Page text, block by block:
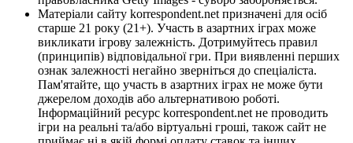
Матеріали сайту korrespondent.net призначені для осіб
старше 21 року (21+). Участь в азартних іграх може
викликати ігрову залежність. Дотримуйтесь правил
(принципів) відповідальної гри. При виявленні перших
ознак залежності негайно зверніться до спеціаліста.
Пам'ятайте, що участь в азартних іграх не може бути
джерелом доходів або альтернативою роботі.
Інформаційний ресурс korrespondent.net не проводить
ігри на реальні та/або віртуальні гроші, також сайт не